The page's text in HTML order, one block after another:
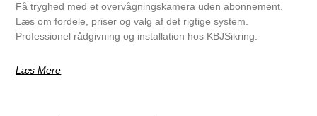
Få tryghed med et overvågningskamera uden abonnement.
Læs om fordele, priser og valg af det rigtige system.
Professionel rådgivning og installation hos KBJSikring.
Læs Mere